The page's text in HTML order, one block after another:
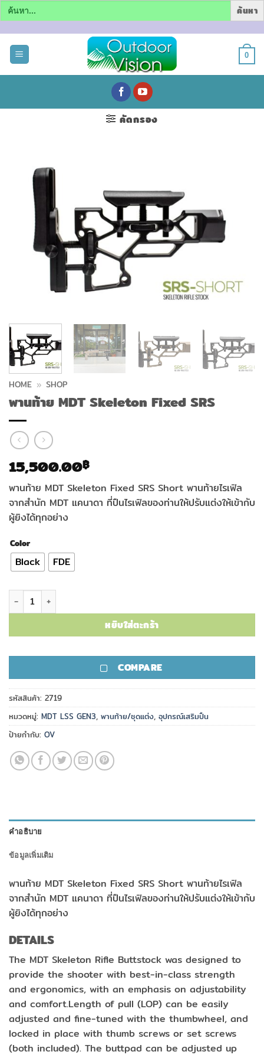
Search
for:
0
คัดกรอง
HOME » SHOP
พานท้าย MDT Skeleton Fixed SRS
15,500.00฿
พานท้าย MDT Skeleton Fixed SRS Short พานท้ายไรเฟิล
จากสำนัก MDT แคนาดา ที่ปืนไรเฟิลของท่านให้ปรับแต่งให้เข้ากับ
ผู้ยิงได้ทุกอย่าง
Color
Black FDE
จำนวน พานท้าย MDT Skeleton Fixed SRS ชิ้น
หยิบใส่ตะกร้า
COMPARE
รหัสสินค้า: 2719
หมวดหมู่: MDT LSS GEN3, พานท้าย/ชุดแต่ง, อุปกรณ์เสริมปืน
ป้ายกำกับ: OV
คำอธิบาย
ข้อมูลเพิ่มเติม
พานท้าย MDT Skeleton Fixed SRS Short พานท้ายไรเฟิล
จากสำนัก MDT แคนาดา ที่ปืนไรเฟิลของท่านให้ปรับแต่งให้เข้ากับ
ผู้ยิงได้ทุกอย่าง
DETAILS
The MDT Skeleton Rifle Buttstock was designed to
provide the shooter with best-in-class strength
and ergonomics, with an emphasis on adjustability
and comfort.Length of pull (LOP) can be easily
adjusted and fine-tuned with the thumbwheel, and
locked in place with thumb screws or set screws
(both included). The buttpad can be adjusted up